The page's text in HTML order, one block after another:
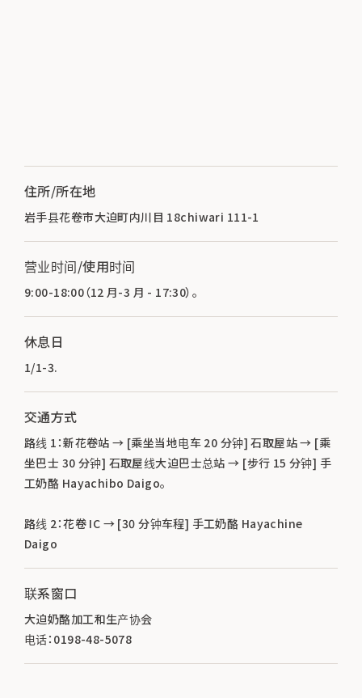
住所/所在地
岩手县花卷市大迫町内川目 18chiwari 111-1
营业时间/使用时间
9:00-18:00（12 月-3 月 - 17:30）。
休息日
1/1-3.
交通方式
路线 1：新花卷站 → [乘坐当地电车 20 分钟] 石取屋站 → [乘
坐巴士 30 分钟] 石取屋线大迫巴士总站 → [步行 15 分钟] 手
工奶酪 Hayachibo Daigo。
路线 2：花卷 IC → [30 分钟车程] 手工奶酪 Hayachine
Daigo
联系窗口
大迫奶酪加工和生产协会
电话：0198-48-5078